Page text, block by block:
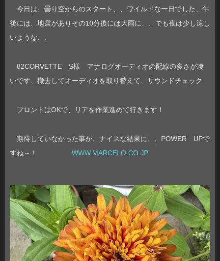
今日は、曇り空からのスタート、、ワイルドな一日でした、午
後には、地震がありその10分後には大雨に、、でも夜は少し涼し
いような、、
82CORVETTE S様 アナログオーディオの配線の多さが凄
いです、撤去してオーディオを取り替えて、サウンドチェック
フロントはOKで、リアを作業進めて行きます！
期待していなかった事が、ナイスな結果に、、POWER UPで
すね～！ WWW.MARCELO.CO.JP